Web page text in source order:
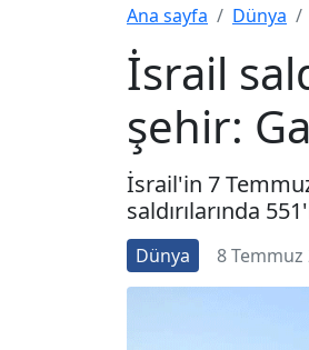
Ana sayfa Dünya
İsrail
şehir:
İsrail'in 7
saldırılarında
Dünya 8 Temmuz